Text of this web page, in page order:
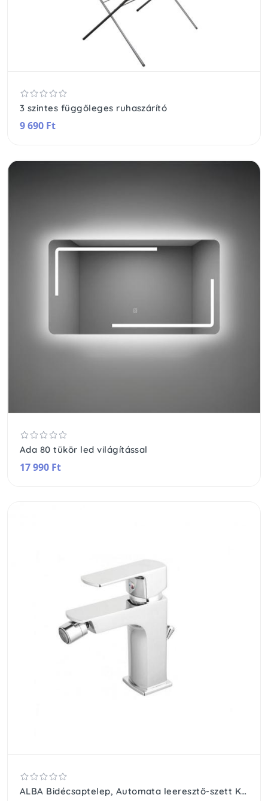
3 szintes függőleges ruhaszárító
9 690 Ft
Ada 80 tükör led világítással
17 990 Ft
ALBA Bidécsaptelep, Automata leeresztő-szett Króm.